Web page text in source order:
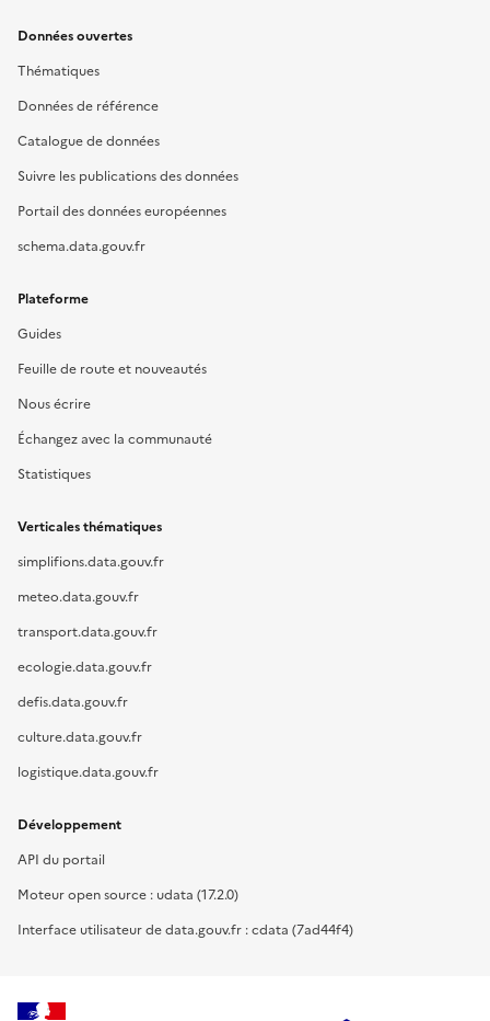
Données ouvertes
Thématiques
Données de référence
Catalogue de données
Suivre les publications des données
Portail des données européennes
schema.data.gouv.fr
Plateforme
Guides
Feuille de route et nouveautés
Nous écrire
Échangez avec la communauté
Statistiques
Verticales thématiques
simplifions.data.gouv.fr
meteo.data.gouv.fr
transport.data.gouv.fr
ecologie.data.gouv.fr
defis.data.gouv.fr
culture.data.gouv.fr
logistique.data.gouv.fr
Développement
API du portail
Moteur open source : udata (17.2.0)
Interface utilisateur de data.gouv.fr : cdata (7ad44f4)